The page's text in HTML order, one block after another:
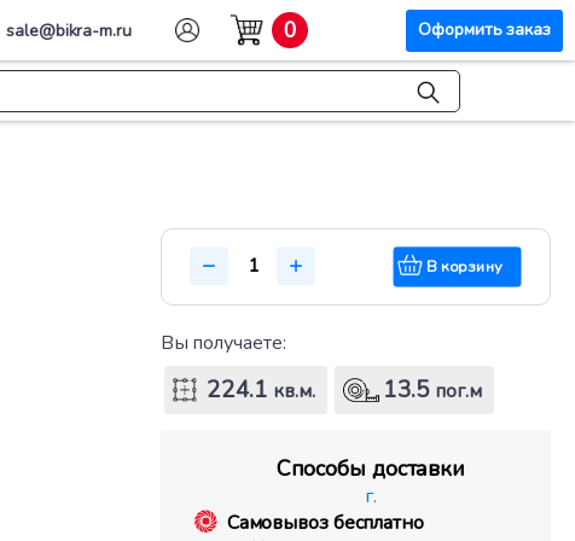
sale@bikra-m.ru 0 Оформить заказ
В корзину
Вы получаете:
224.1 кв.м. 13.5 пог.м
Способы доставки
г.
Самовывоз бесплатно